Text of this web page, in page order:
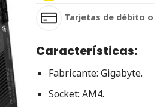
Tarjetas de débito
Características:
Fabricante: Gigabyte.
Socket: AM4.